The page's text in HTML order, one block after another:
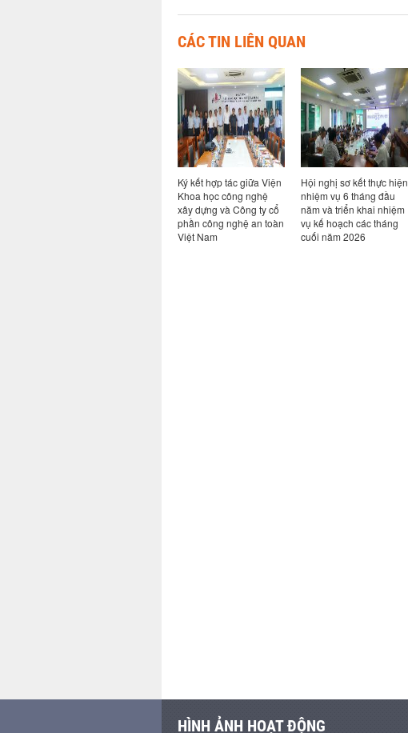
CÁC TIN LIÊN QUAN
Ký kết hợp tác giữa Viện
Khoa học công nghệ
xây dựng và Công ty cổ
phần công nghệ an toàn
Việt Nam
Hội nghị sơ kết thực hiện
nhiệm vụ 6 tháng đầu
năm và triển khai nhiệm
vụ kế hoạch các tháng
cuối năm 2026
HÌNH ẢNH HOẠT ĐỘNG